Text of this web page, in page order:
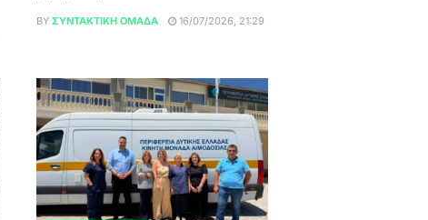
BY ΣΥΝΤΑΚΤΙΚΉ ΟΜΆΔΑ 16/07/2026, 21:29